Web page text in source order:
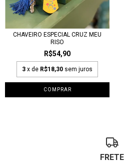
CHAVEIRO ESPECIAL CRUZ MEU
RISO
R$54,90
3 x de R$18,30 sem juros
FRETE